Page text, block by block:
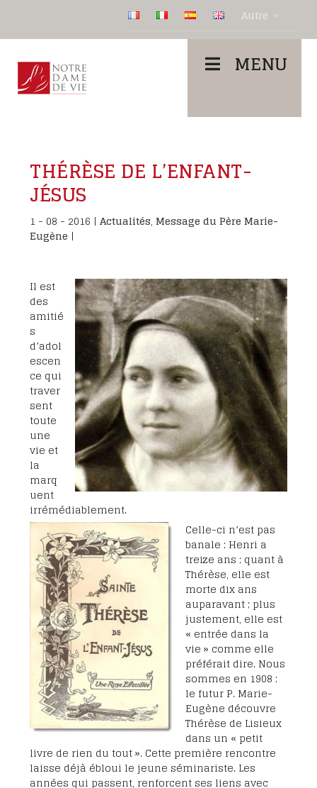
Autre
MENU
THÉRÈSE DE L’ENFANT-
JÉSUS
1 - 08 - 2016 |Actualités,Message du Père Marie-
Eugène |
Il est
des
amitié
s
d’adol
escen
ce qui
traver
sent
toute
une
vie et
la
marq
uent
irrémédiablement.
Celle-ci n’est pas
banale : Henri a
treize ans ; quant à
Thérèse, elle est
morte dix ans
auparavant ; plus
justement, elle est
« entrée dans la
vie » comme elle
préférait dire. Nous
sommes en 1908 :
le futur P. Marie-
Eugène découvre
Thérèse de Lisieux
dans un « petit
livre de rien du tout ». Cette première rencontre
laisse déjà ébloui le jeune séminariste. Les
années qui passent, renforcent ses liens avec